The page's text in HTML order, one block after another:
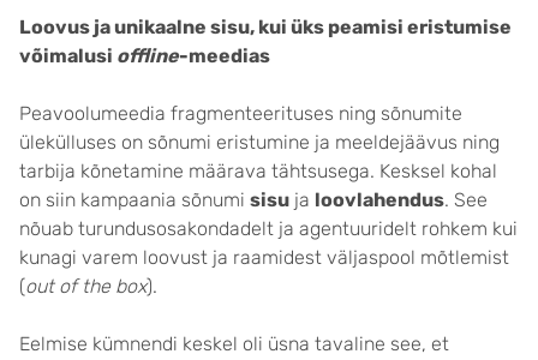
Loovus ja unikaalne sisu, kui üks peamisi eristumise
võimalusi offline-meedias
Peavoolumeedia fragmenteerituses ning sõnumite
ülekülluses on sõnumi eristumine ja meeldejäävus ning
tarbija kõnetamine määrava tähtsusega. Kesksel kohal
on siin kampaania sõnumi sisu ja loovlahendus. See
nõuab turundusosakondadelt ja agentuuridelt rohkem kui
kunagi varem loovust ja raamidest väljaspool mõtlemist
(out of the box).
Eelmise kümnendi keskel oli üsna tavaline see, et